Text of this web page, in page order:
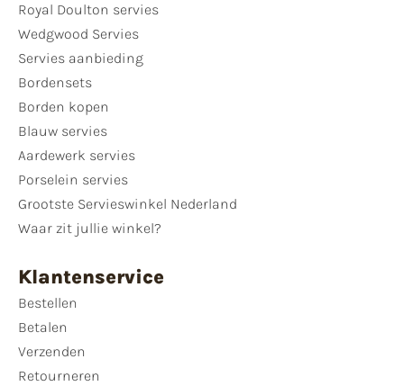
Royal Doulton servies
Wedgwood Servies
Servies aanbieding
Bordensets
Borden kopen
Blauw servies
Aardewerk servies
Porselein servies
Grootste Servieswinkel Nederland
Waar zit jullie winkel?
Klantenservice
Bestellen
Betalen
Verzenden
Retourneren